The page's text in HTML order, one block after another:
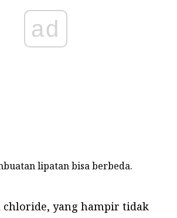
ad
lipatan bisa berbeda.
yang hampir tidak